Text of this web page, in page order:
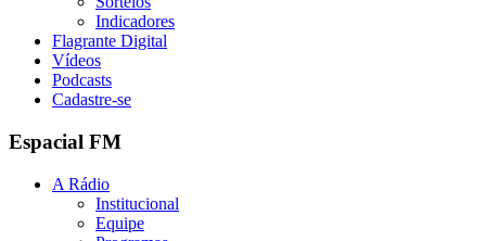
Indicadores
Flagrante Digital
Vídeos
Podcasts
Cadastre-se
Espacial FM
A Rádio
Institucional
Equipe